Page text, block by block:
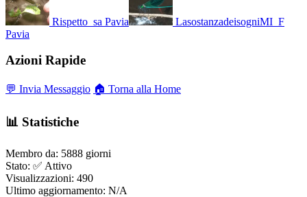
Rispetto_sa Pavia
LasostanzadeisogniMI_F
Pavia
Azioni Rapide
💬 Invia Messaggio 🏠 Torna alla Home
📊 Statistiche
Membro da: 5888 giorni
Stato: ✅ Attivo
Visualizzazioni: 490
Ultimo aggiornamento: N/A